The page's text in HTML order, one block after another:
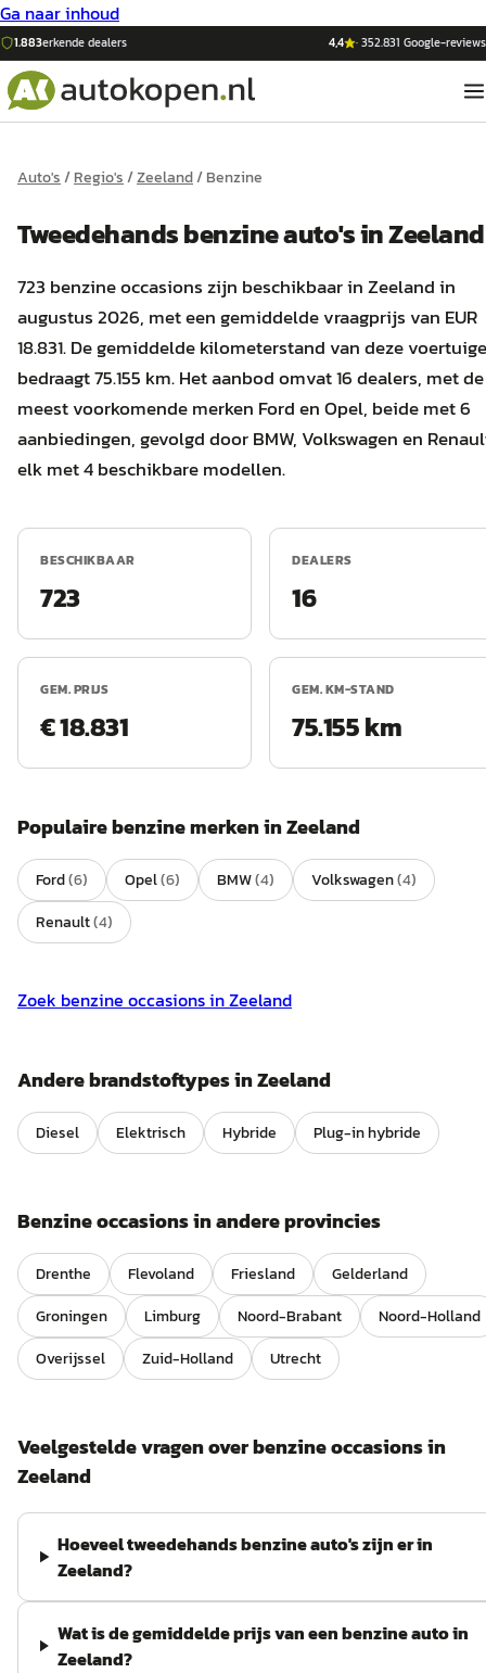
Ga naar inhoud
1.883erkende dealers 4,4 ·352.831 Google-reviews
Auto's/Regio's/Zeeland/Benzine
Tweedehandsbenzineauto'sinZeeland
723 benzine occasions zijn beschikbaar in Zeeland in
augustus 2026, met een gemiddelde vraagprijs van EUR
18.831. De gemiddelde kilometerstand van deze
bedraagt 75.155 km. Het aanbod omvat 16 dealers, met de
meest voorkomende merken Ford en Opel, beide met 6
aanbiedingen, gevolgd door BMW, Volkswagen en
elk met 4 beschikbare modellen.
BESCHIKBAAR
723
DEALERS
16
GEM. PRIJS
€ 18.831
GEM. KM-STAND
75.155 km
Populairebenzinemerken inZeeland
Ford(6) Opel(6) BMW(4) Volkswagen(4)
Renault(4)
Zoek benzine occasions inZeeland
Andere brandstoftypes inZeeland
Diesel Elektrisch Hybride Plug-in hybride
Benzineoccasions in andere provincies
Drenthe Flevoland Friesland
Gelderland
Groningen
Limburg Noord-Brabant
Noord-Holland
Overijssel
Zuid-Holland Utrecht
Veelgestelde vragen overbenzineoccasions in
Zeeland
Hoeveel tweedehands benzine auto's zijn er in
Zeeland?
Wat is de gemiddelde prijs van een benzine auto in
Zeeland?